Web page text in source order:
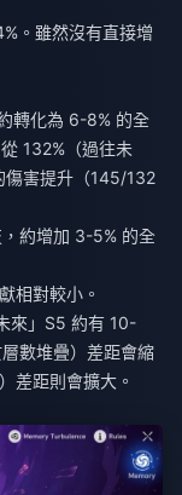
。雖然沒有直接增
轉化為 6-8% 的全
132%（過往未
傷害提升（145/132
約增加 3-5% 的全
相對較小。
來」S5 約有 10-
數堆疊）差距會縮
差距則會擴大。